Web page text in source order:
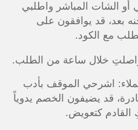
أو الشات المباشر واطلبي
بعد، قد يوافقون على
مع الكود.
خلال ساعة من الطلب.
اشرحي الموقف بأدب
قد يضيفون الخصم يدوياً
القادم كتعويض.